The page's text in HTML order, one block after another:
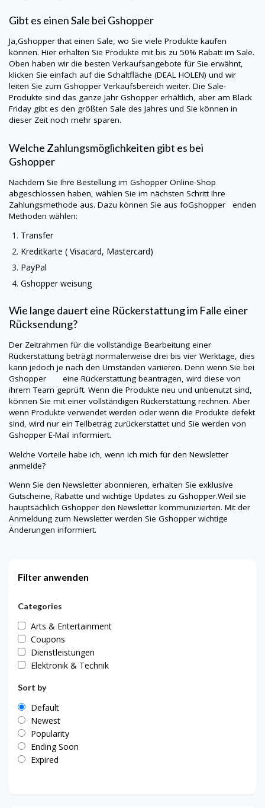
Gibt es einen Sale bei Gshopper
Ja,Gshopperthat einen Sale, wo Sie viele Produkte kaufen
können. Hier erhalten Sie Produkte mit bis zu 50% Rabatt im Sale.
Oben haben wir die besten Verkaufsangebote für Sie erwähnt,
klicken Sie einfach auf die Schaltfläche (DEAL HOLEN) und wir
leiten Sie zum Gshopper Verkaufsbereich weiter. Die Sale-
Produkte sind das ganze Jahr Gshopper erhältlich, aber am Black
Friday gibt es den größten Sale des Jahres und Sie können in
dieser Zeit noch mehr sparen.
Welche Zahlungsmöglichkeiten gibt es bei
Gshopper
Nachdem Sie Ihre Bestellung im Gshopper Online-Shop
abgeschlossen haben, wählen Sie im nächsten Schritt Ihre
Zahlungsmethode aus. Dazu können Sie aus foGshopper enden
Methoden wählen:
Transfer
Kreditkarte ( Visacard, Mastercard)
PayPal
Gshopperweisung
Wie lange dauert eine Rückerstattung im Falle einer
Rücksendung?
Der Zeitrahmen für die vollständige Bearbeitung einer
Rückerstattung beträgt normalerweise drei bis vier Werktage, dies
kann jedoch je nach den Umständen variieren. Denn wenn Sie bei
Gshopper eine Rückerstattung beantragen, wird diese von
ihrem Team geprüft. Wenn die Produkte neu und unbenutzt sind,
können Sie mit einer vollständigen Rückerstattung rechnen. Aber
wenn Produkte verwendet werden oder wenn die Produkte defekt
sind, wird nur ein Teilbetrag zurückerstattet und Sie werden von
Gshopper E-Mail informiert.
Welche Vorteile habe ich, wenn ich mich für den Newsletter
anmelde?
Wenn Sie den Newsletter abonnieren, erhalten Sie exklusive
Gutscheine, Rabatte und wichtige Updates zu Gshopper.Weil sie
hauptsächlich Gshopper den Newsletter kommunizierten. Mit der
Anmeldung zum Newsletter werden Sie Gshopper wichtige
Änderungen informiert.
Filter anwenden
Categories
Arts & Entertainment
Coupons
Dienstleistungen
Elektronik & Technik
Sort by
Default
Newest
Popularity
Ending Soon
Expired